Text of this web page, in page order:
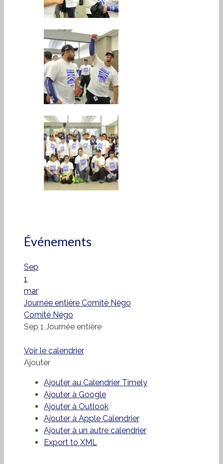
Événements
Sep
1
mar
Journée entière Comité Négo
Comité Négo
Sep 1 Journée entière
Voir le calendrier
Ajouter
Ajouter au Calendrier Timely
Ajouter à Google
Ajouter à Outlook
Ajouter à Apple Calendrier
Ajouter à un autre calendrier
Export to XML